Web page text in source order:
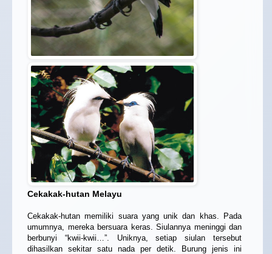
Cekakak-hutan Melayu
Cekakak-hutan memiliki suara yang unik dan khas. Pada
umumnya, mereka bersuara keras. Siulannya meninggi dan
berbunyi “kwii-kwii…”. Uniknya, setiap siulan tersebut
dihasilkan sekitar satu nada per detik. Burung jenis ini